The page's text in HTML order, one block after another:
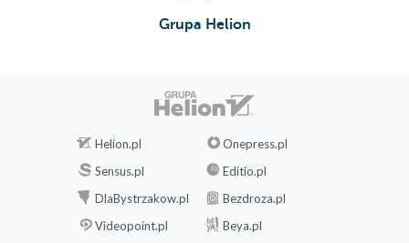
Grupa Helion
Helion.pl
Onepress.pl
Sensus.pl
Editio.pl
DlaBystrzakow.pl
Bezdroza.pl
Videopoint.pl
Beya.pl